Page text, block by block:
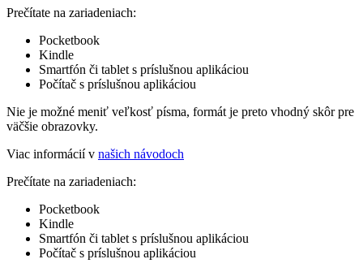
Prečítate na zariadeniach:
Pocketbook
Kindle
Smartfón či tablet s príslušnou aplikáciou
Počítač s príslušnou aplikáciou
Nie je možné meniť veľkosť písma, formát je preto vhodný skôr pre
väčšie obrazovky.
Viac informácií v našich návodoch
Prečítate na zariadeniach:
Pocketbook
Kindle
Smartfón či tablet s príslušnou aplikáciou
Počítač s príslušnou aplikáciou